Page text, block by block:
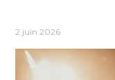
2 juin 2026